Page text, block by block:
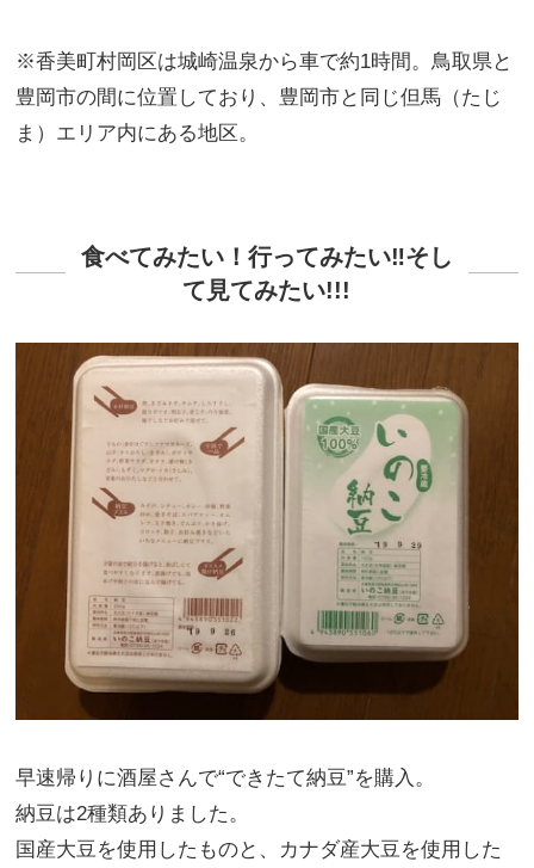
※香美町村岡区は城崎温泉から車で約1時間。鳥取県と
豊岡市の間に位置しており、豊岡市と同じ但馬（たじ
ま）エリア内にある地区。
食べてみたい！行ってみたい‼そし
て見てみたい!!!
早速帰りに酒屋さんで“できたて納豆”を購入。
納豆は2種類ありました。
国産大豆を使用したものと、カナダ産大豆を使用した